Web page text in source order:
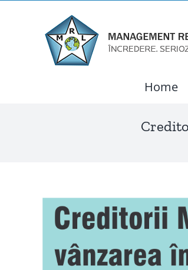
Home
View
Larger